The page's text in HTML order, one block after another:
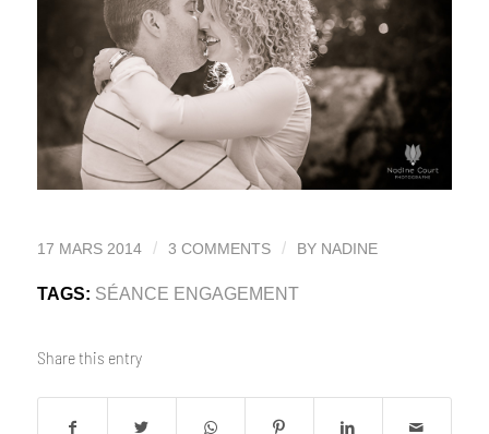
17 MARS 2014 / 3 COMMENTS / BY NADINE
TAGS: SÉANCE ENGAGEMENT
Share this entry